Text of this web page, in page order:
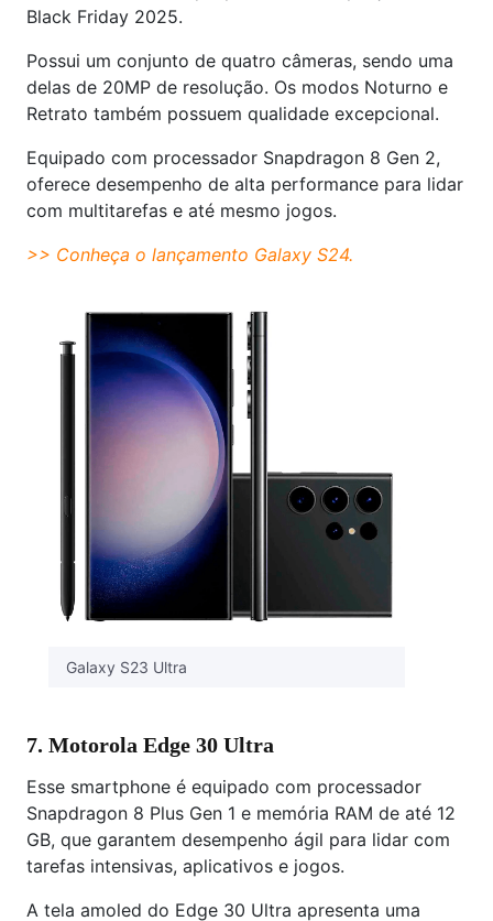
Black Friday 2025.
Possui um conjunto de quatro câmeras, sendo uma
delas de 20MP de resolução. Os modos Noturno e
Retrato também possuem qualidade excepcional.
Equipado com processador Snapdragon 8 Gen 2,
oferece desempenho de alta performance para lidar
com multitarefas e até mesmo jogos.
>> Conheça o lançamento Galaxy S24.
Galaxy S23 Ultra
7. Motorola Edge 30 Ultra
Esse smartphone é equipado com processador
Snapdragon 8 Plus Gen 1 e memória RAM de até 12
GB, que garantem desempenho ágil para lidar com
tarefas intensivas, aplicativos e jogos.
A tela amoled do Edge 30 Ultra apresenta uma